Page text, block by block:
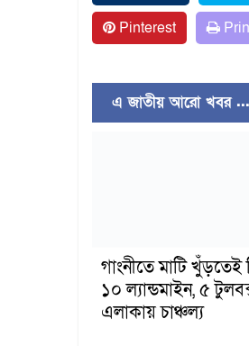
Pinterest
এ জাতীয় আরো খবর
গাংনীতে মাটি
১০ ল্যান্ডমাইন, ৫
এলাকায় চাঞ্চল্য